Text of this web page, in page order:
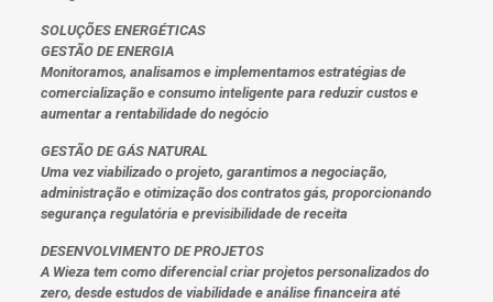
SOLUÇÕES ENERGÉTICAS
GESTÃO DE ENERGIA
Monitoramos, analisamos e implementamos estratégias de
comercialização e consumo inteligente para reduzir custos e
aumentar a rentabilidade do negócio
GESTÃO DE GÁS NATURAL
Uma vez viabilizado o projeto, garantimos a negociação,
administração e otimização dos contratos gás, proporcionando
segurança regulatória e previsibilidade de receita
DESENVOLVIMENTO DE PROJETOS
A Wieza tem como diferencial criar projetos personalizados do
zero, desde estudos de viabilidade e análise financeira até